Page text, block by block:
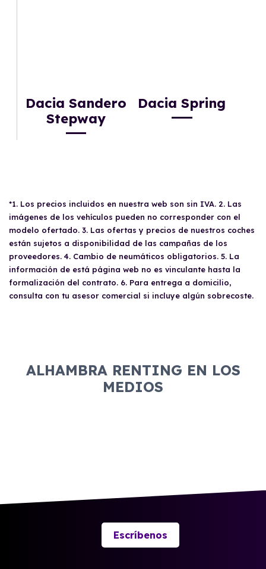
Dacia Sandero
Stepway
Dacia Spring
*1. Los precios incluidos en nuestra web son sin IVA. 2. Las
imágenes de los vehículos pueden no corresponder con el
modelo ofertado. 3. Las ofertas y precios de nuestros coches
están sujetos a disponibilidad de las campañas de los
proveedores. 4. Cambio de neumáticos obligatorios. 5. La
información de está página web no es vinculante hasta la
formalización del contrato. 6. Para entrega a domicilio,
consulta con tu asesor comercial si incluye algún sobrecoste.
ALHAMBRA RENTING EN LOS
MEDIOS
Escríbenos